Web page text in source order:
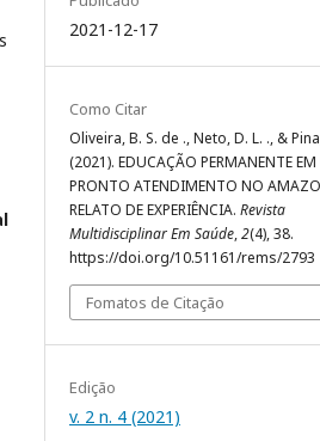
2021-12-17
Como Citar
Oliveira, B. S. de ., Neto, D. L. ., &
(2021). EDUCAÇÃO PERMANENTE
PRONTO ATENDIMENTO NO
RELATO DE EXPERIÊNCIA. Revista
Multidisciplinar Em Saúde,2(4), 38.
https://doi.org/10.51161/rems/2793
Fomatos de Citação
Edição
v. 2 n. 4 (2021)